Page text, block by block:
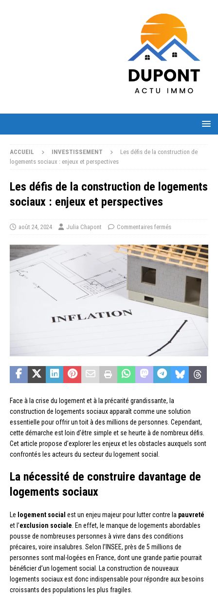
ACCUEIL INVESTISSEMENT
Les défis de la construction de
logements sociaux : enjeux et perspectives
Les défis de la construction de logements
sociaux : enjeux et perspectives
août 24, 2024 Julia Chapont Commentaires fermés
Face à la crise du logement et à la précarité grandissante, la
construction de logements sociaux apparaît comme une solution
essentielle pour offrir un toit à des millions de personnes. Cependant,
cette démarche est loin d’être simple et se heurte à de nombreux défis.
Cet article propose d’explorer les enjeux et les obstacles auxquels sont
confrontés les acteurs du secteur du logement social.
La nécessité de construire davantage de
logements sociaux
Le logement social est un enjeu majeur pour lutter contre la pauvreté
et l’exclusion sociale . En effet, le manque de logements abordables
pousse de nombreuses personnes à vivre dans des conditions
précaires, voire insalubres. Selon l’INSEE, près de 5 millions de
personnes sont mal-logées en France, dont une grande partie pourrait
bénéficier d’un logement social. La construction de nouveaux
logements sociaux est donc indispensable pour répondre aux besoins
croissants des populations les plus fragiles.